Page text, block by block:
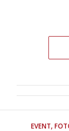
EVENT,